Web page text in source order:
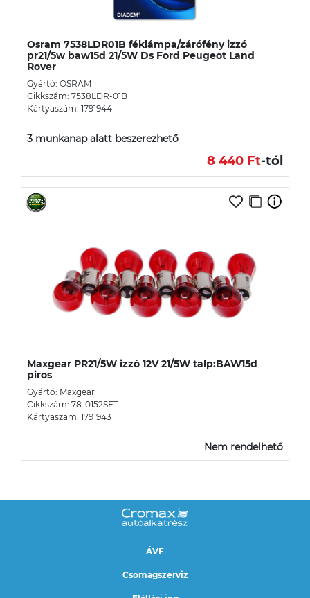
Osram 7538LDR01B féklámpa/zárófény izzó
pr21/5w baw15d 21/5W Ds Ford Peugeot Land
Rover
Gyártó: OSRAM
Cikkszám: 7538LDR-01B
Kártyaszám: 1791944
3 munkanap alatt beszerezhető
8 440 Ft-tól
Maxgear PR21/5W izzó 12V 21/5W talp:BAW15d
piros
Gyártó: Maxgear
Cikkszám: 78-0152SET
Kártyaszám: 1791943
Nem rendelhető
ÁVF
Csomagszerviz